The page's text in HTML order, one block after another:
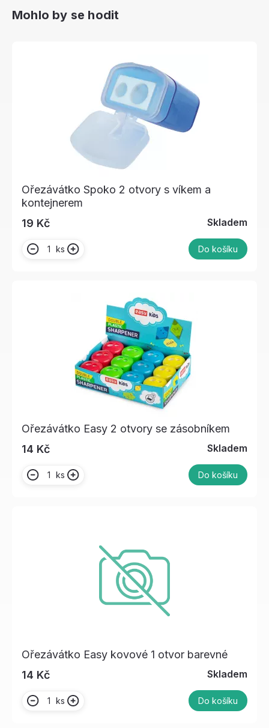
Mohlo by se hodit
Ořezávátko Spoko 2 otvory s víkem a
kontejnerem
19 Kč
Skladem
ks Do košíku
Ořezávátko Easy 2 otvory se zásobníkem
14 Kč
Skladem
ks Do košíku
Ořezávátko Easy kovové 1 otvor barevné
14 Kč
Skladem
ks Do košíku